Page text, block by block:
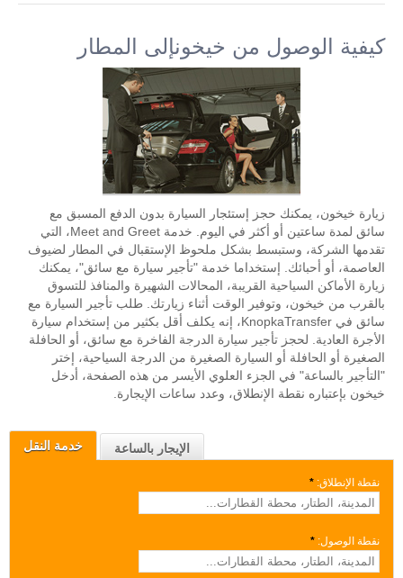
خدمة النقل الإيجار بالساعة
نقطة الإنطلاق: *
نقطة الوصول: *
كيفية الوصول من خيخونإلى المطار
زيارة خيخون، يمكنك حجز إستئجار السيارة بدون الدفع المسبق مع
سائق لمدة ساعتين أو أكثر في اليوم. خدمة Meet and Greet، التي
تقدمها الشركة، وستبسط بشكل ملحوظ الإستقبال في المطار لضيوف
العاصمة، أو أحبائك. إستخداما خدمة "تأجير سيارة مع سائق"، يمكنك
زيارة الأماكن السياحية القريبة، المحالات الشهيرة والمنافذ للتسوق
بالقرب من خيخون، وتوفير الوقت أثناء زيارتك. طلب تأجير السيارة مع
سائق في KnopkaTransfer، إنه يكلف أقل بكثير من إستخدام سيارة
الأجرة العادية. لحجز تأجير سيارة الدرجة الفاخرة مع سائق، أو الحافلة
الصغيرة أو الحافلة أو السيارة الصغيرة من الدرجة السياحية، إختر
"التأجير بالساعة" في الجزء العلوي الأيسر من هذه الصفحة، أدخل
خيخون بإعتباره نقطة الإنطلاق، وعدد ساعات الإيجارة.